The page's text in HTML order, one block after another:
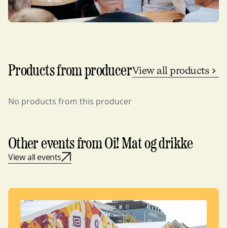
Products from producerView all products
No products from this producer
Other events from Oi! Mat og drikke
View all events